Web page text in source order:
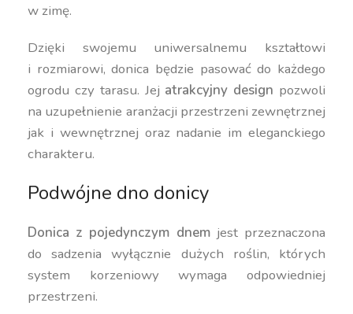
w zimę.
Dzięki swojemu uniwersalnemu kształtowi
i rozmiarowi, donica będzie pasować do każdego
ogrodu czy tarasu. Jej atrakcyjny design pozwoli
na uzupełnienie aranżacji przestrzeni zewnętrznej
jak i wewnętrznej oraz nadanie im eleganckiego
charakteru.
Podwójne dno donicy
Donica z pojedynczym dnemjest przeznaczona
do sadzenia wyłącznie dużych roślin, których
system korzeniowy wymaga odpowiedniej
przestrzeni.